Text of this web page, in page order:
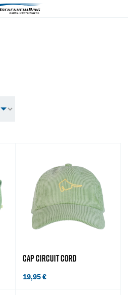
CAP CIRCUIT CORD
19,95€